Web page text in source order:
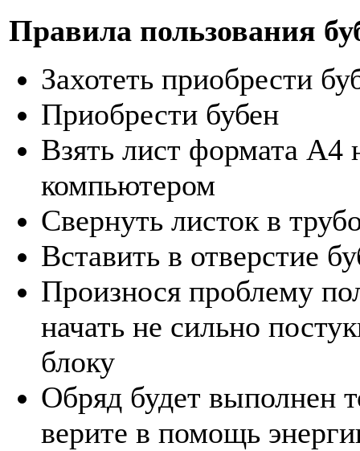
Правила пользования
Захотеть приобрести
Приобрести бубен
Взять лист формата А4
компьютером
Свернуть листок в
Вставить в отверстие
Произнося проблему
начать не сильно
блоку
Обряд будет выполнен
верите в помощь